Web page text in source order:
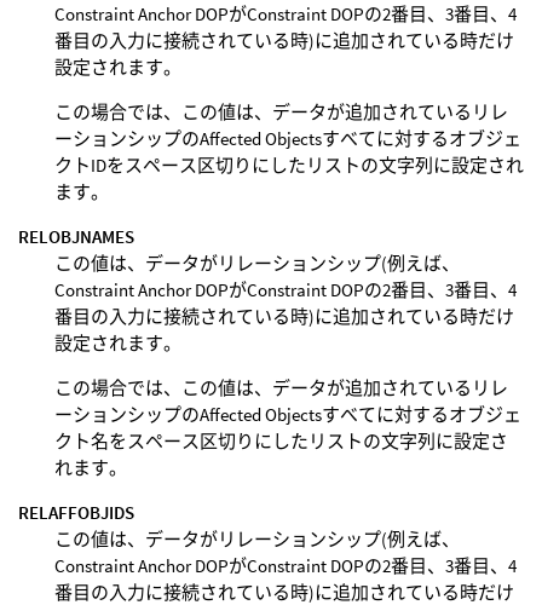
Constraint Anchor DOPがConstraint DOPの2番目、3番目、4
番目の入力に接続されている時)に追加されている時だけ
設定されます。
この場合では、この値は、データが追加されているリレ
ーションシップのAffected Objectsすべてに対するオブジェ
クトIDをスペース区切りにしたリストの文字列に設定され
ます。
RELOBJNAMES
この値は、データがリレーションシップ(例えば、
Constraint Anchor DOPがConstraint DOPの2番目、3番目、4
番目の入力に接続されている時)に追加されている時だけ
設定されます。
この場合では、この値は、データが追加されているリレ
ーションシップのAffected Objectsすべてに対するオブジェ
クト名をスペース区切りにしたリストの文字列に設定さ
れます。
RELAFFOBJIDS
この値は、データがリレーションシップ(例えば、
Constraint Anchor DOPがConstraint DOPの2番目、3番目、4
番目の入力に接続されている時)に追加されている時だけ